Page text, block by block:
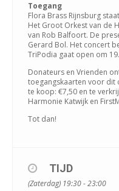
Toegang
Flora Brass Rijnsburg
Het Groot Orkest van de
van Rob Balfoort. De
Gerard Bol. Het concert
TriPodia gaat open om
Donateurs en Vrienden
toegangskaarten voor dit
te koop: €7,50 en te
Harmonie Katwijk en
Tot dan!
TIJD
(Zaterdag) 19:30 - 23:00